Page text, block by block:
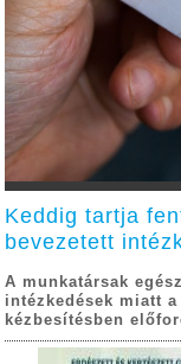
Keddig tartja
bevezetett
A munkatársak
intézkedések miatt
kézbesítésben